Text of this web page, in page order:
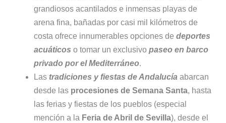
grandiosos acantilados e inmensas playas de
arena fina, bañadas por casi mil kilómetros de
costa ofrece innumerables opciones de deportes
acuáticos o tomar un exclusivo paseo en barco
privado por el Mediterráneo.
Las tradiciones y fiestas de Andalucía abarcan
desde las procesiones de Semana Santa, hasta
las ferias y fiestas de los pueblos (especial
mención a la Feria de Abril de Sevilla), desde el